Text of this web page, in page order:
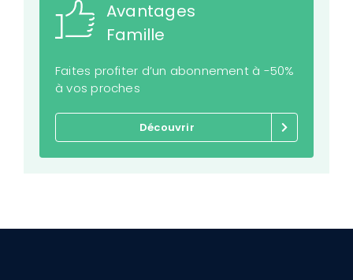
Avantages
Famille
Faites profiter d’un abonnement à -50%
à vos proches
Découvrir